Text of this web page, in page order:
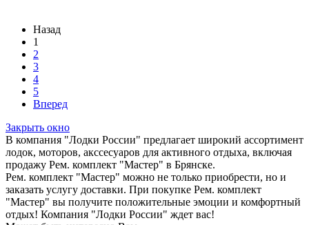
Назад
1
2
3
4
5
Вперед
Закрыть окно
В компания "Лодки России" предлагает широкий ассортимент
лодок, моторов, акссесуаров для активного отдыха, включая
продажу Рем. комплект "Мастер" в Брянске.
Рем. комплект "Мастер" можно не только приобрести, но и
заказать услугу доставки. При покупке Рем. комплект
"Мастер" вы получите положительные эмоции и комфортный
отдых! Компания "Лодки России" ждет вас!